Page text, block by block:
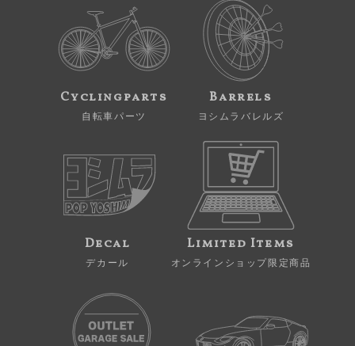
Cyclingparts
自転車パーツ
Barrels
ヨシムラバレルズ
Decal
デカール
Limited Items
オンラインショップ限定商品